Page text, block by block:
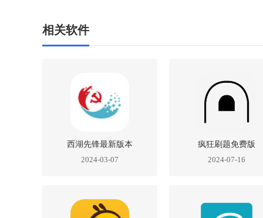
相关软件
西湖先锋最新版本
2024-03-07
疯狂刷题免费版
2024-07-16